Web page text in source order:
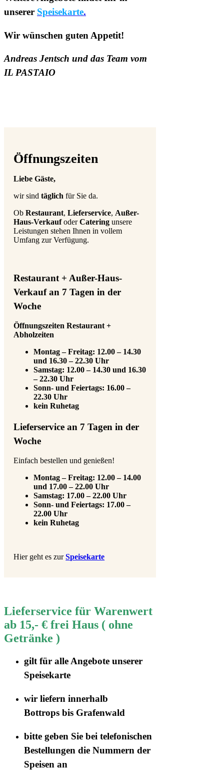
unserer Speisekarte.
Wir wünschen guten Appetit!
Andreas Jentsch und das Team vom
IL PASTAIO
Öffnungszeiten
Liebe Gäste,
wir sindtäglich für Sie da.
ObRestaurant,Lieferservice, Außer-
Haus-VerkaufoderCatering unsere
Leistungen stehen Ihnen in vollem
Umfang zur Verfügung.
Restaurant + Außer-Haus-
Verkauf an 7 Tagen in der
Woche
Öffnungszeiten Restaurant +
Abholzeiten
Montag – Freitag: 12.00 – 14.30
und 16.30 – 22.30 Uhr
Samstag: 12.00 – 14.30 und 16.30
– 22.30 Uhr
Sonn- und Feiertags: 16.00 –
22.30 Uhr
kein Ruhetag
Lieferservice an 7 Tagen in der
Woche
Einfach bestellen und genießen!
Montag – Freitag: 12.00 – 14.00
und 17.00 – 22.00 Uhr
Samstag: 17.00 – 22.00 Uhr
Sonn- und Feiertags: 17.00 –
22.00 Uhr
kein Ruhetag
Hier geht es zurSpeisekarte
Lieferservice für Warenwert
ab 15,- € frei Haus ( ohne
Getränke )
gilt für alle Angebote unserer
Speisekarte
wir liefern innerhalb
Bottrops bis Grafenwald
bitte geben Sie bei telefonischen
Bestellungen die Nummern der
Speisen an